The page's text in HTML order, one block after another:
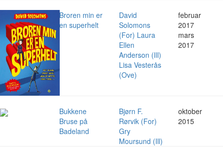
Broren min er
en superhelt
David
Solomons
(For) Laura
Ellen
Anderson (Ill)
Lisa Vesterås
(Ove)
februar
2017
mars
2017
Bukkene
Bruse på
Badeland
Bjørn F.
Rørvik (For)
Gry
Moursund (Ill)
oktober
2015